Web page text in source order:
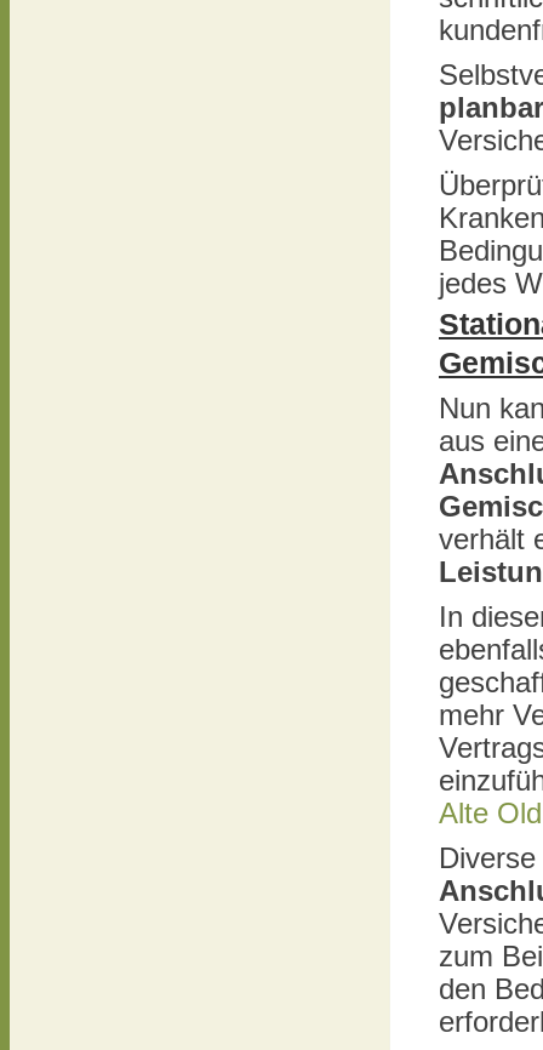
jedes
Nun
aus
verhält
In
mehr
Alte
zum
den